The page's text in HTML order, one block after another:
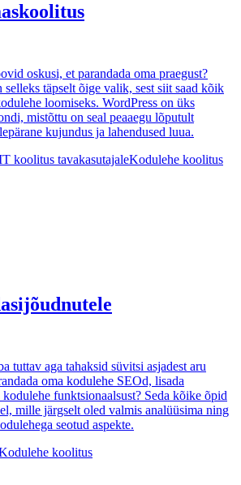
oskusi, et parandada oma praegust?
täpselt õige valik, sest siit saad kõik
loomiseks. WordPress on üks
mistõttu on seal peaaegu lõputult
kujundus ja lahendused luua.
koolitus tavakasutajaleKodulehe koolitus
tuttav aga tahaksid süvitsi asjadest aru
oma kodulehe SEOd, lisada
funktsionaalsust? Seda kõike õpid
mille järgselt oled valmis analüüsima ning
seotud aspekte.
koolitus